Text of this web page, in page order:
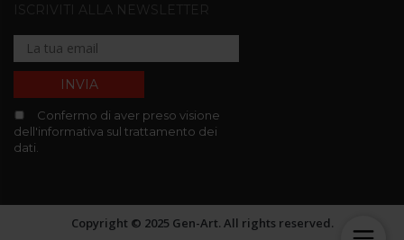
ISCRIVITI ALLA NEWSLETTER
Confermo di aver preso visione
dell'informativa sul trattamento dei
dati.
Copyright © 2025 Gen-Art. All rights reserved.